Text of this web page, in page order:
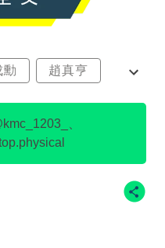
勳 趙真亨
、